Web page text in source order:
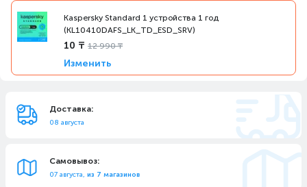
Kaspersky Standard 1 устройства 1 год
(KL10410DAFS_LK_TD_ESD_SRV)
10 ₸ 12 990 ₸
Изменить
Доставка:
08 августа
Самовывоз:
07 августа, из 7 магазинов